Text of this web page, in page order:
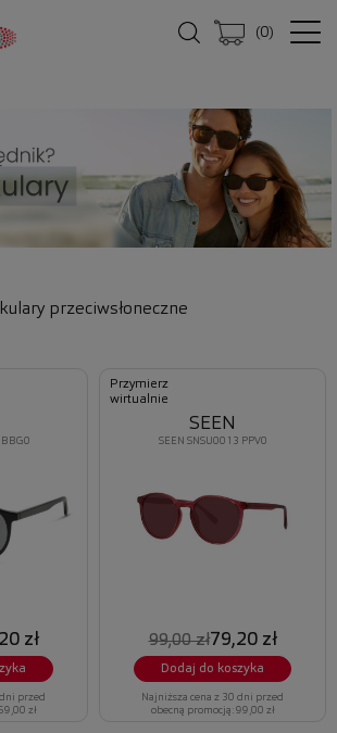
(0)
przeciwsłoneczne
BBG0
zł
przed
zł
Przymierz
wirtualnie
SEEN SNSU0013 PPV0
SEEN
99,00 zł79,20 zł
Dodaj do koszyka
Najniższa cena z 30 dni przed
obecną promocją: 99,00 zł